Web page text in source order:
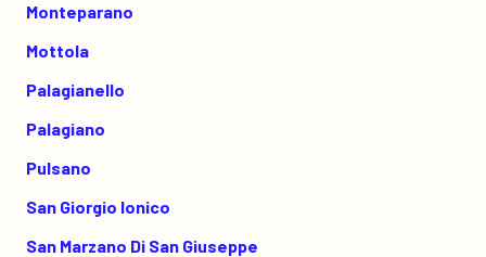
Monteparano
Mottola
Palagianello
Palagiano
Pulsano
San Giorgio Ionico
San Marzano Di San Giuseppe